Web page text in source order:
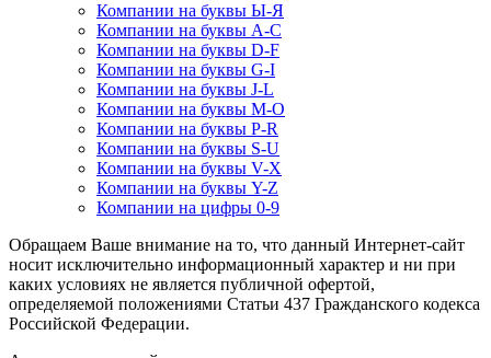
Компании на буквы Ы-Я
Компании на буквы A-C
Компании на буквы D-F
Компании на буквы G-I
Компании на буквы J-L
Компании на буквы M-O
Компании на буквы P-R
Компании на буквы S-U
Компании на буквы V-X
Компании на буквы Y-Z
Компании на цифры 0-9
Обращаем Ваше внимание на то, что данный Интернет-сайт
носит исключительно информационный характер и ни при
каких условиях не является публичной офертой,
определяемой положениями Статьи 437 Гражданского кодекса
Российской Федерации.